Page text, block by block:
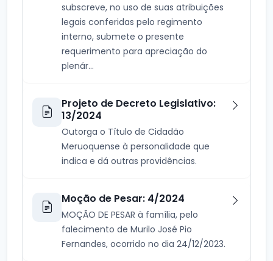
subscreve, no uso de suas atribuições
legais conferidas pelo regimento
interno, submete o presente
requerimento para apreciação do
plenár...
Projeto de Decreto Legislativo:
13/2024
Outorga o Título de Cidadão
Meruoquense à personalidade que
indica e dá outras providências.
Moção de Pesar: 4/2024
MOÇÃO DE PESAR à família, pelo
falecimento de Murilo José Pio
Fernandes, ocorrido no dia 24/12/2023.